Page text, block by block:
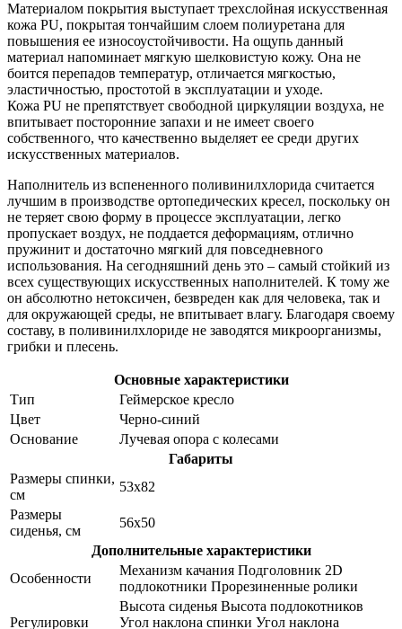
Материалом покрытия выступает трехслойная искусственная
кожа PU, покрытая тончайшим слоем полиуретана для
повышения ее износоустойчивости. На ощупь данный
материал напоминает мягкую шелковистую кожу. Она не
боится перепадов температур, отличается мягкостью,
эластичностью, простотой в эксплуатации и уходе.
Кожа PU не препятствует свободной циркуляции воздуха, не
впитывает посторонние запахи и не имеет своего
собственного, что качественно выделяет ее среди других
искусственных материалов.
Наполнитель из вспененного поливинилхлорида считается
лучшим в производстве ортопедических кресел, поскольку он
не теряет свою форму в процессе эксплуатации, легко
пропускает воздух, не поддается деформациям, отлично
пружинит и достаточно мягкий для повседневного
использования. На сегодняшний день это – самый стойкий из
всех существующих искусственных наполнителей. К тому же
он абсолютно нетоксичен, безвреден как для человека, так и
для окружающей среды, не впитывает влагу. Благодаря своему
составу, в поливинилхлориде не заводятся микроорганизмы,
грибки и плесень.
Основные характеристики
Тип
Геймерское кресло
Цвет
Черно-синий
Основание
Лучевая опора с колесами
Габариты
Размеры спинки,
см
53x82
Размеры
сиденья, см
56x50
Дополнительные характеристики
Особенности
Механизм качания Подголовник 2D
подлокотники Прорезиненные ролики
Регулировки
Высота сиденья Высота подлокотников
Угол наклона спинки Угол наклона